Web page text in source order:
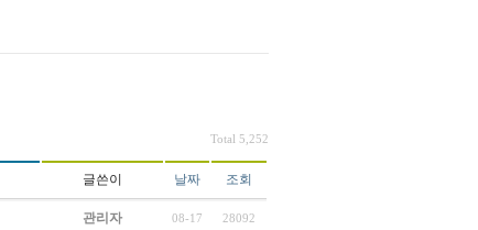
Total 5,252
글쓴이 날짜 조회
관리자 08-17 28092